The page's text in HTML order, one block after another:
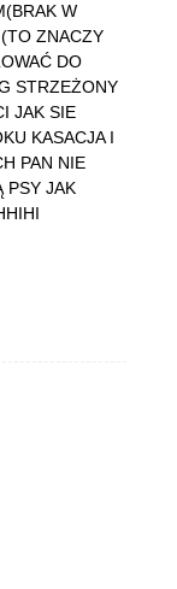
W
ZNACZY
DO
STRZEŻONY
JAK SIE
KASACJA I
PAN NIE
PSY JAK